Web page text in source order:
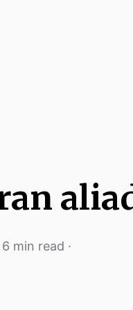
6 min read ·